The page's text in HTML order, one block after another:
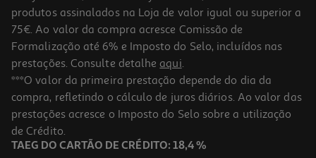
4.0
Sandes De Pasta De Atum Sabores Auchan Un
2.79 €/un
2,79 €
produtos assinalados na Loja de valor igual ou superior a
75€. Ao valor da compra acresce Comissão de
Formalização até 6% e Imposto do Selo, incluídos nas
prestações. Consulte detalhe aqui.
***O valor da primeira prestação depende do dia da
compra, refletindo o cálculo de juros diários. Ao valor das
prestações acresce o Imposto do Selo sobre a utilização
de Crédito.
TAEG DO CARTÃO DE CRÉDITO: 18,4 %